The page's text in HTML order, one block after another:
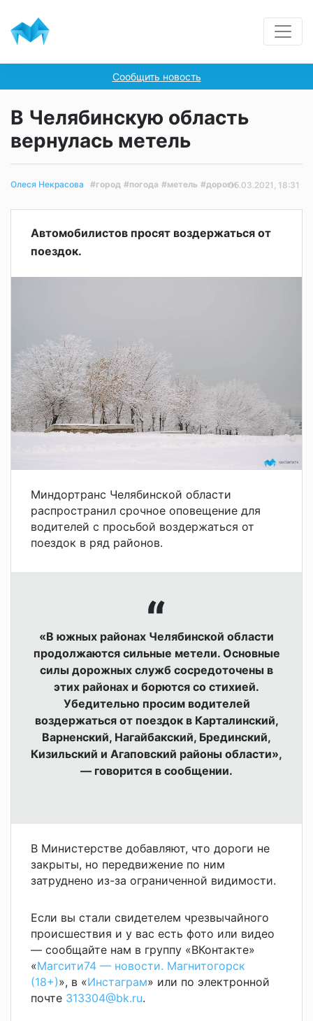
Сообщить новость
В Челябинскую область
вернулась метель
Олеся Некрасова #город #погода #метель #дороги05.03.2021, 18:31
Автомобилистов просят воздержаться от
поездок.
Миндортранс Челябинской области
распространил срочное оповещение для
водителей с просьбой воздержаться от
поездок в ряд районов.
«В южных районах Челябинской области
продолжаются сильные метели. Основные
силы дорожных служб сосредоточены в
этих районах и борются со стихией.
Убедительно просим водителей
воздержаться от поездок в Карталинский,
Варненский, Нагайбакский, Брединский,
Кизильский и Агаповский районы области»,
— говорится в сообщении.
В Министерстве добавляют, что дороги не
закрыты, но передвижение по ним
затруднено из-за ограниченной видимости.
Если вы стали свидетелем чрезвычайного
происшествия и у вас есть фото или видео
— сообщайте нам в группу «ВКонтакте»
«Магсити74 — новости. Магнитогорск
(18+)», в «Инстаграм» или по электронной
почте 313304@bk.ru.